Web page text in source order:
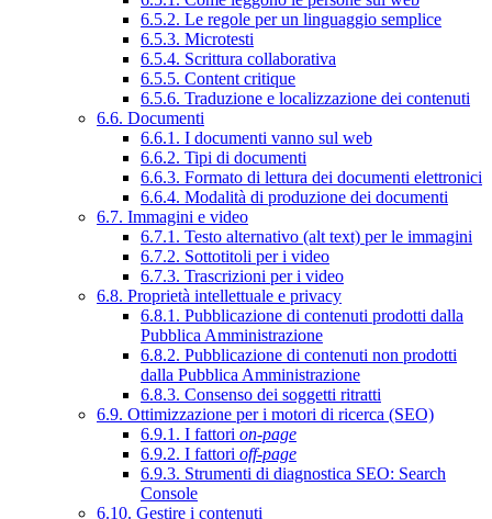
6.5.2. Le regole per un linguaggio semplice
6.5.3. Microtesti
6.5.4. Scrittura collaborativa
6.5.5. Content critique
6.5.6. Traduzione e localizzazione dei contenuti
6.6. Documenti
6.6.1. I documenti vanno sul web
6.6.2. Tipi di documenti
6.6.3. Formato di lettura dei documenti elettronici
6.6.4. Modalità di produzione dei documenti
6.7. Immagini e video
6.7.1. Testo alternativo (alt text) per le immagini
6.7.2. Sottotitoli per i video
6.7.3. Trascrizioni per i video
6.8. Proprietà intellettuale e privacy
6.8.1. Pubblicazione di contenuti prodotti dalla
Pubblica Amministrazione
6.8.2. Pubblicazione di contenuti non prodotti
dalla Pubblica Amministrazione
6.8.3. Consenso dei soggetti ritratti
6.9. Ottimizzazione per i motori di ricerca (SEO)
6.9.1. I fattori on-page
6.9.2. I fattori off-page
6.9.3. Strumenti di diagnostica SEO: Search
Console
6.10. Gestire i contenuti